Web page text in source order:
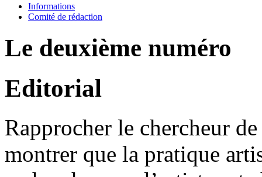
Informations
Comité de rédaction
Le deuxième numéro
Editorial
Rapprocher le chercheur
montrer que la pratique